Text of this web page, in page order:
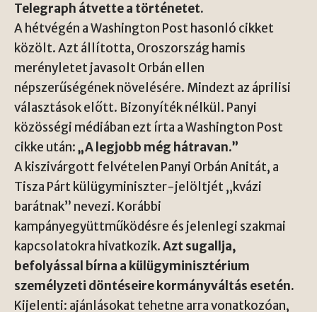
Telegraph átvette a történetet.
A hétvégén a Washington Post hasonló cikket
közölt. Azt állította, Oroszország hamis
merényletet javasolt Orbán ellen
népszerűségének növelésére. Mindezt az áprilisi
választások előtt. Bizonyíték nélkül. Panyi
közösségi médiában ezt írta a Washington Post
cikke után:„A legjobb még hátravan.”
A kiszivárgott felvételen Panyi Orbán Anitát, a
Tisza Párt külügyminiszter-jelöltjét „kvázi
barátnak” nevezi. Korábbi
kampányegyüttműködésre és jelenlegi szakmai
kapcsolatokra hivatkozik.Azt sugallja,
befolyással bírna a külügyminisztérium
személyzeti döntéseire kormányváltás esetén.
Kijelenti: ajánlásokat tehetne arra vonatkozóan,